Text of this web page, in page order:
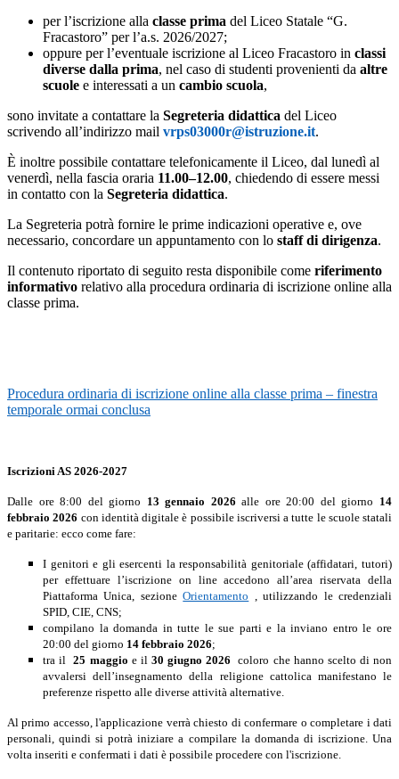
per l’iscrizione alla classe prima del Liceo Statale “G.
Fracastoro” per l’a.s. 2026/2027;
oppure per l’eventuale iscrizione al Liceo Fracastoro in classi
diverse dalla prima, nel caso di studenti provenienti da altre
scuole e interessati a un cambio scuola,
sono invitate a contattare la Segreteria didattica del Liceo
scrivendo all’indirizzo mail vrps03000r@istruzione.it.
È inoltre possibile contattare telefonicamente il Liceo, dal lunedì al
venerdì, nella fascia oraria 11.00–12.00, chiedendo di essere messi
in contatto con la Segreteria didattica.
La Segreteria potrà fornire le prime indicazioni operative e, ove
necessario, concordare un appuntamento con lo staff di dirigenza.
Il contenuto riportato di seguito resta disponibile come riferimento
informativo relativo alla procedura ordinaria di iscrizione online alla
classe prima.
Procedura ordinaria di iscrizione online alla classe prima – finestra
temporale ormai conclusa
Iscrizioni AS 2026-2027
Dalle ore 8:00 del giorno 13 gennaio 2026 alle ore 20:00 del giorno 14
febbraio 2026 con identità digitale è possibile iscriversi a tutte le scuole statali
e paritarie: ecco come fare:
I genitori e gli esercenti la responsabilità genitoriale (affidatari, tutori)
per effettuare l’iscrizione on line accedono all’area riservata della
Piattaforma Unica, sezioneOrientamento , utilizzando le credenziali
SPID, CIE, CNS;
compilano la domanda in tutte le sue parti e la inviano entro le ore
20:00 del giorno 14 febbraio 2026;
tra il25 maggio e il30 giugno 2026 coloro che hanno scelto di non
avvalersi dell’insegnamento della religione cattolica manifestano le
preferenze rispetto alle diverse attività alternative.
Al primo accesso, l'applicazione verrà chiesto di confermare o completare i dati
personali, quindi si potrà iniziare a compilare la domanda di iscrizione. Una
volta inseriti e confermati i dati è possibile procedere con l'iscrizione.